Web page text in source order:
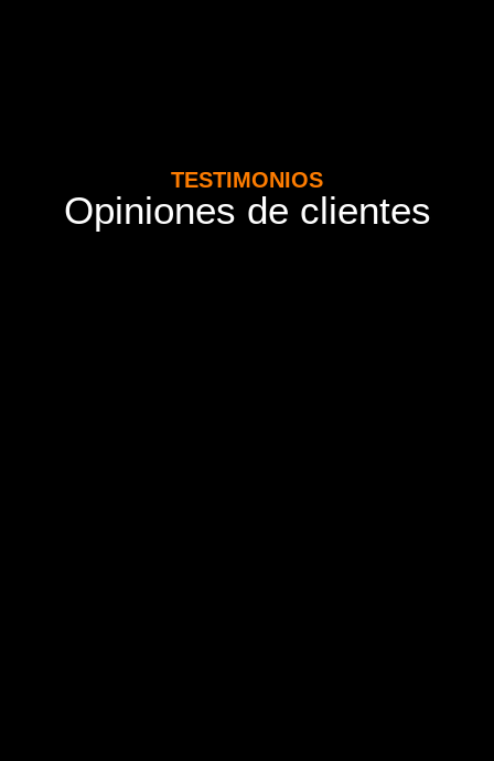
TESTIMONIOS
Opiniones de clientes